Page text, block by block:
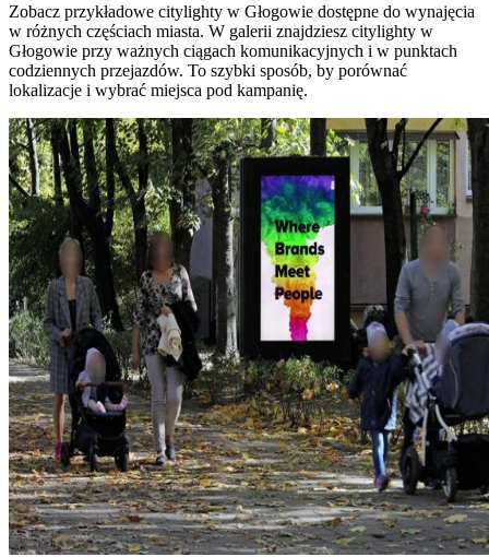
Zobacz przykładowe citylighty w Głogowie dostępne do wynajęcia
w różnych częściach miasta. W galerii znajdziesz citylighty w
Głogowie przy ważnych ciągach komunikacyjnych i w punktach
codziennych przejazdów. To szybki sposób, by porównać
lokalizacje i wybrać miejsca pod kampanię.